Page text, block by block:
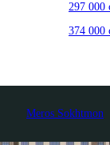
297 000
374 000
Meros Sokhtmon